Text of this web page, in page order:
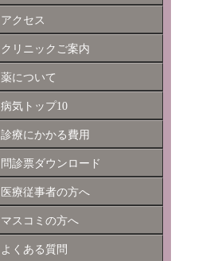
アクセス
クリニックご案内
薬について
病気トップ10
診療にかかる費用
問診票ダウンロード
医療従事者の方へ
マスコミの方へ
よくある質問